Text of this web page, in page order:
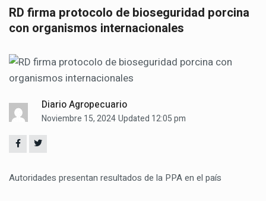
RD firma protocolo de bioseguridad porcina
con organismos internacionales
Diario Agropecuario
Noviembre 15, 2024Updated 12:05 pm
Autoridades presentan resultados de la PPA en el país